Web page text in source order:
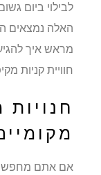
לבילוי ביום
האלה נמצאים
מראש איך להגיע
חוויית קניות מקיפה.
חנויות
מקומיים
אם אתם מחפשים